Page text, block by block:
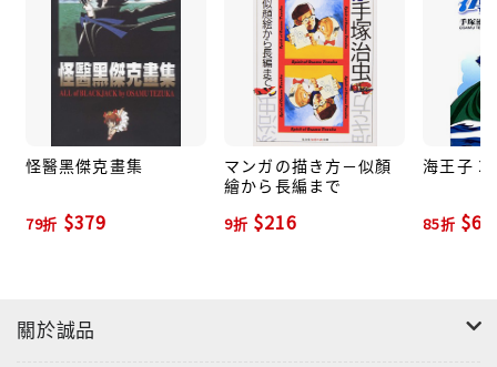
怪醫黑傑克畫集
79折 $379
マンガの描き方－似顏
繪から長編まで
9折 $216
海王子 2
85折 $67
關於誠品